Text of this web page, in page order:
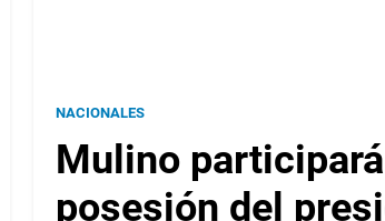
NACIONALES
Mulino
posesión del